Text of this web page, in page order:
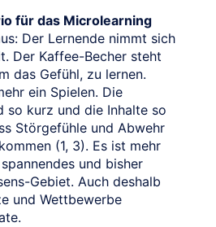
für das Microlearning
Der Lernende nimmt sich
Der Kaffee-Becher steht
das Gefühl, zu lernen.
ein Spielen. Die
so kurz und die Inhalte so
Störgefühle und Abwehr
(1, 3). Es ist mehr
und bisher
Gebiet. Auch deshalb
und Wettbewerbe